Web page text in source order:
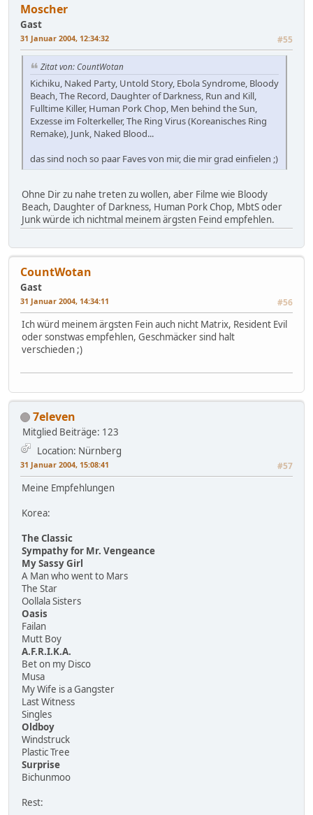
Moscher
Gast
31 Januar 2004, 12:34:32 #55
Zitat von: CountWotan
Kichiku, Naked Party, Untold Story, Ebola Syndrome, Bloody
Beach, The Record, Daughter of Darkness, Run and Kill,
Fulltime Killer, Human Pork Chop, Men behind the Sun,
Exzesse im Folterkeller, The Ring Virus (Koreanisches Ring
Remake), Junk, Naked Blood...
das sind noch so paar Faves von mir, die mir grad einfielen ;)
Ohne Dir zu nahe treten zu wollen, aber Filme wie Bloody
Beach, Daughter of Darkness, Human Pork Chop, MbtS oder
Junk würde ich nichtmal meinem ärgsten Feind empfehlen.
CountWotan
Gast
31 Januar 2004, 14:34:11 #56
Ich würd meinem ärgsten Fein auch nicht Matrix, Resident Evil
oder sonstwas empfehlen, Geschmäcker sind halt
verschieden ;)
7eleven
Mitglied Beiträge: 123
Location: Nürnberg
31 Januar 2004, 15:08:41 #57
Meine Empfehlungen
Korea:
The Classic
Sympathy for Mr. Vengeance
My Sassy Girl
A Man who went to Mars
The Star
Oollala Sisters
Oasis
Failan
Mutt Boy
A.F.R.I.K.A.
Bet on my Disco
Musa
My Wife is a Gangster
Last Witness
Singles
Oldboy
Windstruck
Plastic Tree
Surprise
Bichunmoo
Rest: